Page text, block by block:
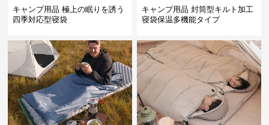
キャンプ用品 極上の眠りを誘う
四季対応型寝袋
キャンプ用品 封筒型キルト加工
寝袋保温多機能タイプ